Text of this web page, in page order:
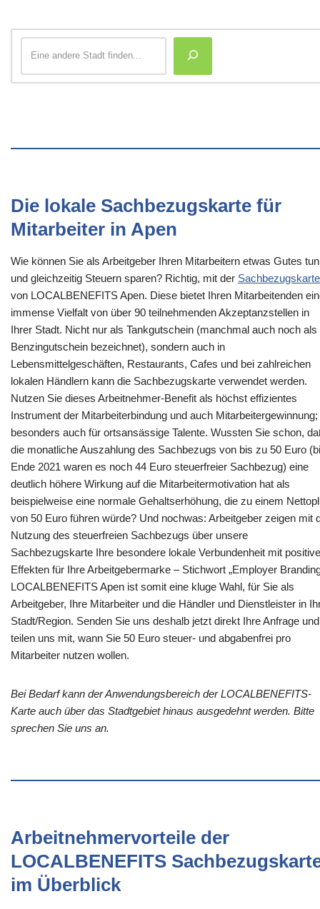
Die lokale Sachbezugskarte für
Mitarbeiter in Apen
Wie können Sie als Arbeitgeber Ihren Mitarbeitern etwas Gutes tun
und gleichzeitig Steuern sparen? Richtig, mit der Sachbezugskarte
von LOCALBENEFITS Apen. Diese bietet Ihren Mitarbeitenden
immense Vielfalt von über 90 teilnehmenden Akzeptanzstellen in
Ihrer Stadt. Nicht nur als Tankgutschein (manchmal auch noch als
Benzingutschein bezeichnet), sondern auch in
Lebensmittelgeschäften, Restaurants, Cafes und bei zahlreichen
lokalen Händlern kann die Sachbezugskarte verwendet werden.
Nutzen Sie dieses Arbeitnehmer-Benefit als höchst effizientes
Instrument der Mitarbeiterbindung und auch Mitarbeitergewinnung;
besonders auch für ortsansässige Talente. Wussten Sie schon,
die monatliche Auszahlung des Sachbezugs von bis zu 50 Euro
Ende 2021 waren es noch 44 Euro steuerfreier Sachbezug) eine
deutlich höhere Wirkung auf die Mitarbeitermotivation hat als
beispielweise eine normale Gehaltserhöhung, die zu einem
von 50 Euro führen würde? Und nochwas: Arbeitgeber zeigen mit
Nutzung des steuerfreien Sachbezugs über unsere
Sachbezugskarte Ihre besondere lokale Verbundenheit mit
Effekten für Ihre Arbeitgebermarke – Stichwort „Employer
LOCALBENEFITS Apen ist somit eine kluge Wahl, für Sie als
Arbeitgeber, Ihre Mitarbeiter und die Händler und Dienstleister in
Stadt/Region. Senden Sie uns deshalb jetzt direkt Ihre Anfrage und
teilen uns mit, wann Sie 50 Euro steuer- und abgabenfrei pro
Mitarbeiter nutzen wollen.
Bei Bedarf kann der Anwendungsbereich der LOCALBENEFITS-
Karte auch über das Stadtgebiet hinaus ausgedehnt werden. Bitte
sprechen Sie uns an.
Arbeitnehmervorteile der
LOCALBENEFITS
im Überblick